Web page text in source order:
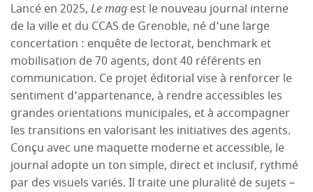
Lancé en 2025, Le mag est le nouveau journal interne
de la ville et du CCAS de Grenoble, né d’une large
concertation : enquête de lectorat, benchmark et
mobilisation de 70 agents, dont 40 référents en
communication. Ce projet éditorial vise à renforcer le
sentiment d’appartenance, à rendre accessibles les
grandes orientations municipales, et à accompagner
les transitions en valorisant les initiatives des agents.
Conçu avec une maquette moderne et accessible, le
journal adopte un ton simple, direct et inclusif, rythmé
par des visuels variés. Il traite une pluralité de sujets –